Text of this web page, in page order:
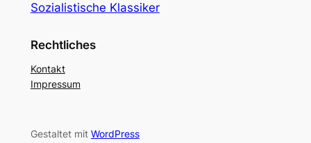
Sozialistische Klassiker
Rechtliches
Kontakt
Impressum
Gestaltet mit WordPress